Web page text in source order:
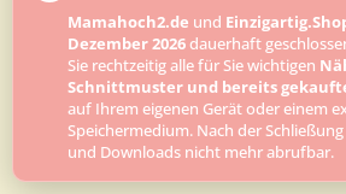
Mamahoch2.de und
Dezember 2026dauerhaft
Sie rechtzeitig alle für Sie wichtigen
Schnittmuster und bereits
auf Ihrem eigenen Gerät oder einem
Speichermedium. Nach der
und Downloads nicht mehr abrufbar.